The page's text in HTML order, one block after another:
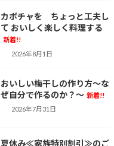
カボチャを ちょっと工夫し
て おいしく楽しく料理する
新着!!
2026年8月1日
おいしい梅干しの作り方～な
ぜ自分で作るのか？～ 新着!!
2026年7月31日
夏休み≪家族特別割引≫のご